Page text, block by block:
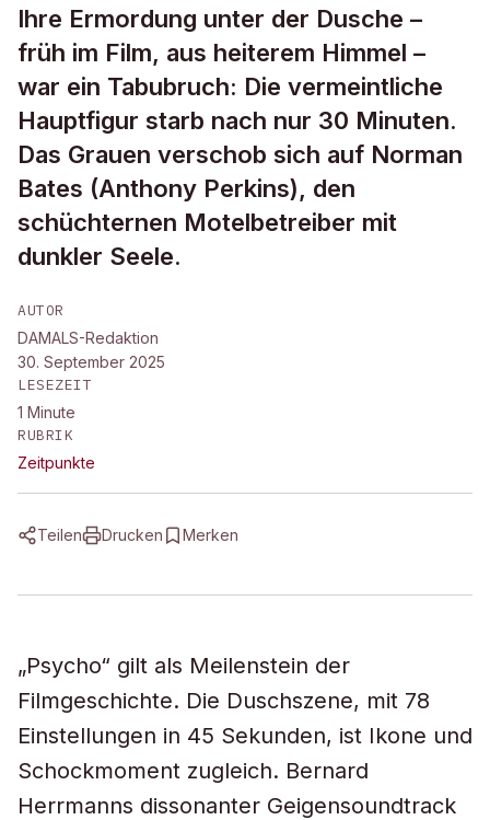
Ihre Ermordung unter der Dusche –
früh im Film, aus heiterem Himmel –
war ein Tabubruch: Die vermeintliche
Hauptfigur starb nach nur 30 Minuten.
Das Grauen verschob sich auf Norman
Bates (Anthony Perkins), den
schüchternen Motelbetreiber mit
dunkler Seele.
AUTOR
DAMALS-Redaktion
30. September 2025
LESEZEIT
1 Minute
RUBRIK
Zeitpunkte
Teilen Drucken Merken
„Psycho“ gilt als Meilenstein der
Filmgeschichte. Die Duschszene, mit 78
Einstellungen in 45 Sekunden, ist Ikone und
Schockmoment zugleich. Bernard
Herrmanns dissonanter Geigensoundtrack